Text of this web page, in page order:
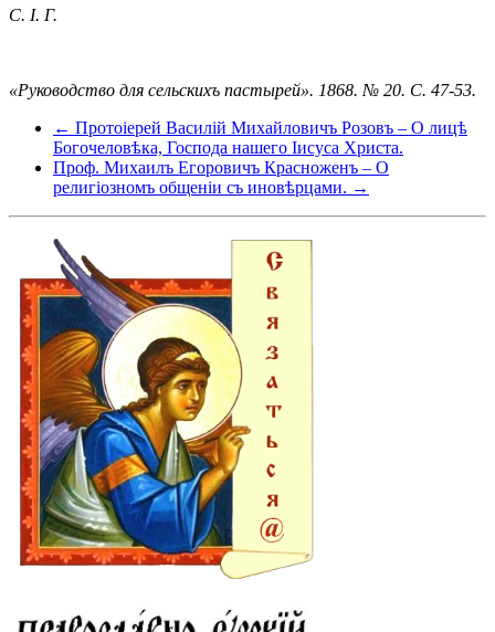
С. I. Г.
«Руководство для сельскихъ пастырей». 1868. № 20. С. 47-53.
← Протоіерей Василій Михайловичъ Розовъ – О лицѣ
Богочеловѣка, Господа нашего Іисуса Христа.
Проф. Михаилъ Егоровичъ Красноженъ – О
религіозномъ общеніи съ иновѣрцами. →